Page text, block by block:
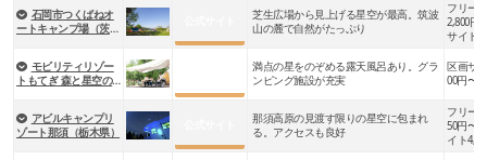
石岡市つくばねオ
ートキャンプ場（茨城
芝生広場から見上げる星空が最高。筑波
山の麓で自然がたっぷり
フリー
2,800円
サイト
モビリティリゾー
トもてぎ 森と星空の
満点の星をのぞめる露天風呂あり。グラ
ンピング施設が充実
区画サ
00円〜
アビルキャンプリ
ゾート那須（栃木県）
那須高原の見渡す限りの星空に包まれ
る。アクセスも良好
フリー
50円〜
イト